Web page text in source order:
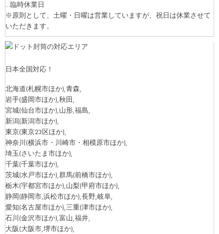
…臨時休業日
※原則として、土曜・日曜は営業していますが、祝日は休業させて
いただきます。
日本全国対応！
北海道(札幌市ほか),青森,
岩手(盛岡市ほか),秋田,
宮城(仙台市ほか),山形,福島,
新潟(新潟市ほか),
東京(東京23区ほか),
神奈川(横浜市・川崎市・相模原市ほか),
埼玉(さいたま市ほか),
千葉(千葉市ほか),
茨城(水戸市ほか),群馬(前橋市ほか),
栃木(宇都宮市ほか),山梨(甲府市ほか),
静岡(静岡市,浜松市ほか),長野,岐阜,
愛知(名古屋市ほか),三重(津市ほか),
石川(金沢市ほか),富山,福井,
大阪(大阪市,堺市ほか),